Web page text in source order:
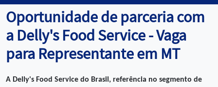
Oportunidade de parceria com
a Delly's Food Service - Vaga
para Representante em MT
A Delly's Food Service do Brasil, referência no segmento de